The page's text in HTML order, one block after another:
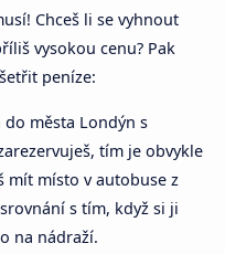
Chceš li se vyhnout
vysokou cenu? Pak
peníze:
do města Londýn s
tím je obvykle
mít místo v autobuse z
s tím, když si ji
na nádraží.